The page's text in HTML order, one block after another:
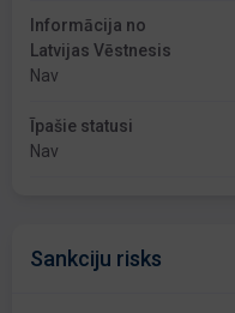
Informācija no
Latvijas Vēstnesis
Nav
Īpašie statusi
Nav
Sankciju risks